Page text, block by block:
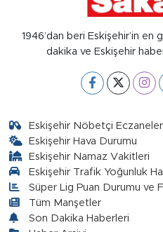
1946’dan beri Eskişehir’in
dakika ve Eskişehir
Eskişehir Nöbetçi Eczaneler
Eskişehir Hava Durumu
Eskişehir Namaz Vakitleri
Eskişehir Trafik Yoğunluk
Süper Lig Puan Durumu ve
Tüm Manşetler
Son Dakika Haberleri